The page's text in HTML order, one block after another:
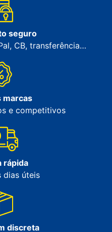
seguro
CB, transferência…
marcas
e competitivos
rápida
dias úteis
discreta